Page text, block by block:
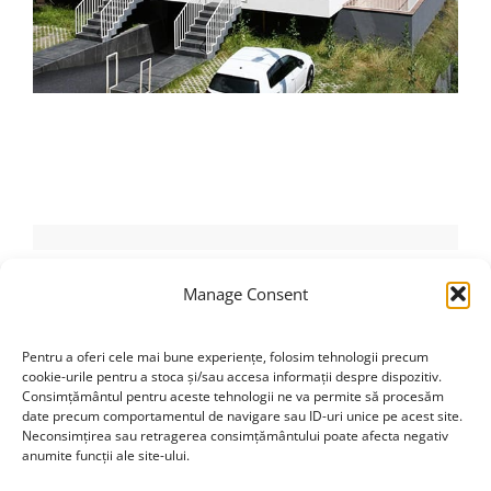
Manage Consent
Pentru a oferi cele mai bune experiențe, folosim tehnologii precum
cookie-urile pentru a stoca și/sau accesa informații despre dispozitiv.
Consimțământul pentru aceste tehnologii ne va permite să procesăm
date precum comportamentul de navigare sau ID-uri unice pe acest site.
Neconsimțirea sau retragerea consimțământului poate afecta negativ
anumite funcții ale site-ului.
DESPRE NOI